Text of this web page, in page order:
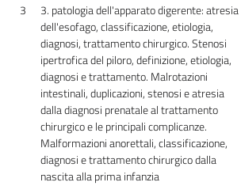
3
3. patologia dell'apparato digerente: atresia
dell'esofago, classificazione, etiologia,
diagnosi, trattamento chirurgico. Stenosi
ipertrofica del piloro, definizione, etiologia,
diagnosi e trattamento. Malrotazioni
intestinali, duplicazioni, stenosi e atresia
dalla diagnosi prenatale al trattamento
chirurgico e le principali complicanze.
Malformazioni anorettali, classificazione,
diagnosi e trattamento chirurgico dalla
nascita alla prima infanzia